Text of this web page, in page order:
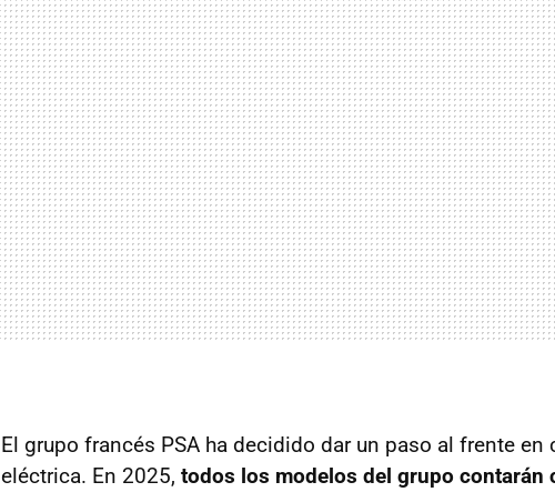
El grupo francés PSA ha decidido dar un paso al frente
eléctrica. En 2025, todos los modelos del grupo contarán